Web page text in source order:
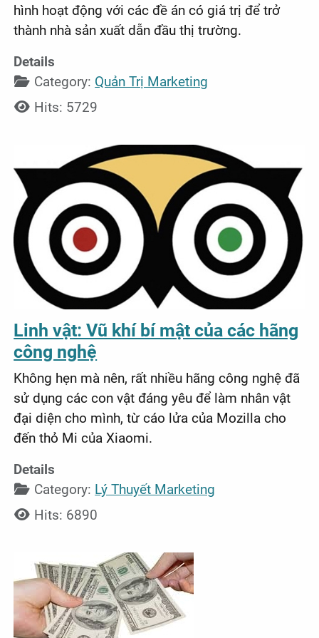
hình hoạt động với các đề án có giá trị để trở
thành nhà sản xuất dẫn đầu thị trường.
Details
Category: Quản Trị Marketing
Hits: 5729
Linh vật: Vũ khí bí mật của các hãng
công nghệ
Không hẹn mà nên, rất nhiều hãng công nghệ đã
sử dụng các con vật đáng yêu để làm nhân vật
đại diện cho mình, từ cáo lửa của Mozilla cho
đến thỏ Mi của Xiaomi.
Details
Category: Lý Thuyết Marketing
Hits: 6890